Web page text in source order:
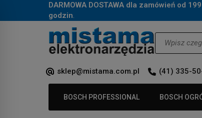
DARMOWA DOSTAWA dla zamówień od 199
godzin.
sklep@mistama.com.pl (41) 335-
BOSCH PROFESSIONAL BOSCH